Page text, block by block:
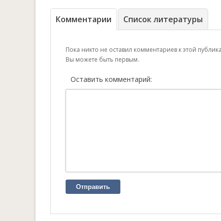
Комментарии Список литературы
Пока никто не оставил комментариев к этой
Вы можете быть первым.
Оставить комментарий:
Отправить